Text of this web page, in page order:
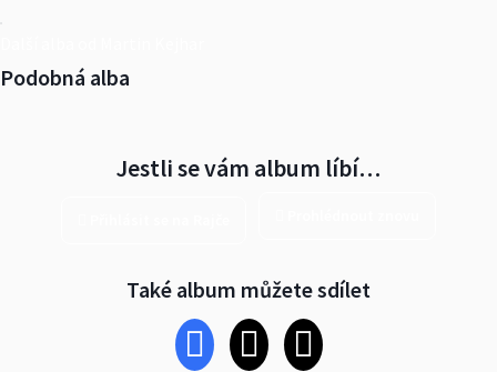
Podobná alba
Jestli se vám album líbí…
Také album můžete sdílet